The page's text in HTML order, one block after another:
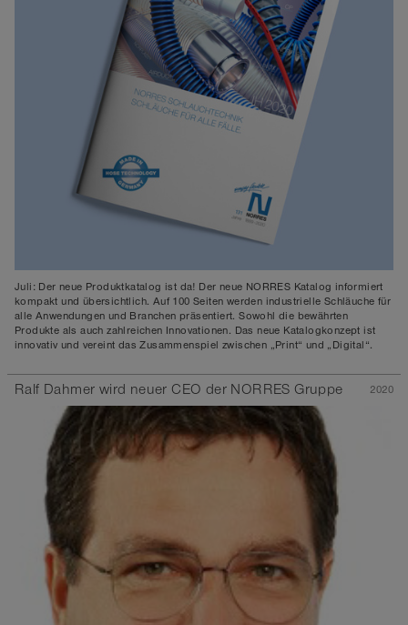
Juli: Der neue Produktkatalog ist da! Der neue NORRES Katalog informiert
kompakt und übersichtlich. Auf 100 Seiten werden industrielle Schläuche für
alle Anwendungen und Branchen präsentiert. Sowohl die bewährten
Produkte als auch zahlreichen Innovationen. Das neue Katalogkonzept ist
innovativ und vereint das Zusammenspiel zwischen „Print“ und „Digital“.
Ralf Dahmer wird neuer CEO der NORRES Gruppe 2020